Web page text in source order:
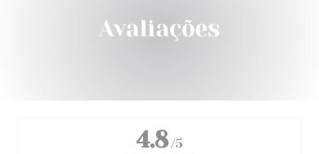
Avaliações
4.8 /5